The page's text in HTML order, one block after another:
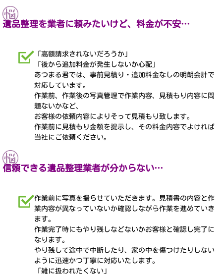
遺品整理を業者に頼みたいけど、料金が不安…
「高額請求されないだろうか」
「後から追加料金が発生しないか心配」
あつまる君では、事前見積り・追加料金なしの明朗会計で
対応しています。
作業前、作業後の写真管理で作業内容、見積もり内容に問
題ないかなど、
お客様の依頼内容によりそって見積もり致します。
作業前に見積もり金額を提示し、その料金内容でよければ
当社にご依頼ください。
信頼できる遺品整理業者が分からない…
作業前に写真を撮らせていただきます。見積書の内容と作
業内容が異なっていないか確認しながら作業を進めていき
ます。
作業完了時にもやり残しなどないかお客様と確認し完了に
なります。
やり残して途中で中断したり、家の中を傷つけたりしない
ように迅速かつ丁寧に対応いたします。
「雑に扱われたくない」